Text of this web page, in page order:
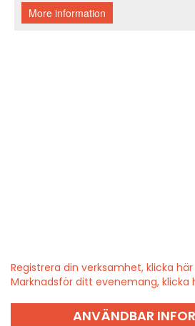
Registrera din verksamhet, klicka här
Marknadsför ditt evenemang, klicka
ANVÄNDBAR